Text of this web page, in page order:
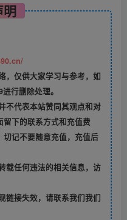
明
，仅供大家学习与参考，如
行删除处理。
不代表本站赞同其观点和对
下的联系方式和充值费
记不要随意充值，充值后
载任何违法的相关信息，访
链接失效，请联系我们我们